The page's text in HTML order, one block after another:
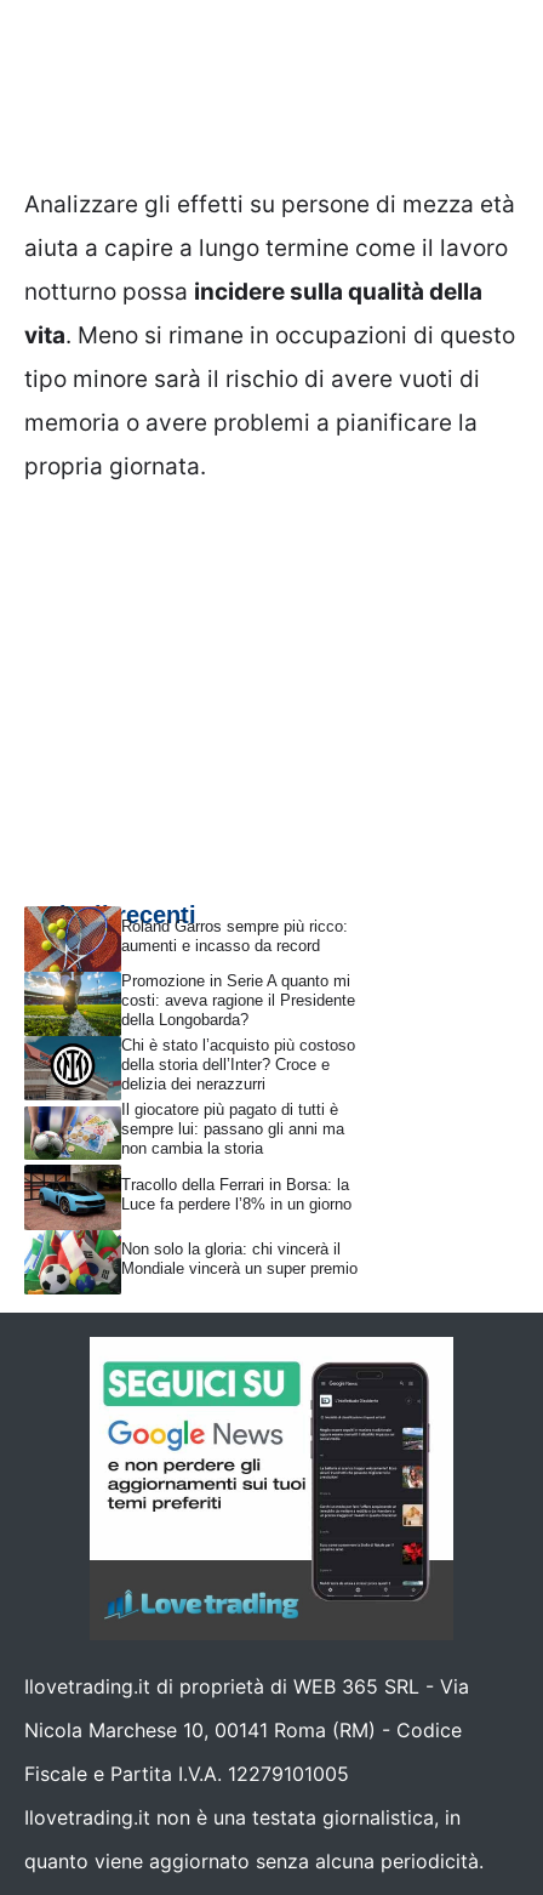
Analizzare gli effetti su persone di mezza età
aiuta a capire a lungo termine come il lavoro
notturno possa incidere sulla qualità della
vita. Meno si rimane in occupazioni di questo
tipo minore sarà il rischio di avere vuoti di
memoria o avere problemi a pianificare la
propria giornata.
Articoli recentiRoland Garros sempre più ricco:
aumenti e incasso da record
Promozione in Serie A quanto mi
costi: aveva ragione il Presidente
della Longobarda?
Chi è stato l’acquisto più costoso
della storia dell’Inter? Croce e
delizia dei nerazzurri
Il giocatore più pagato di tutti è
sempre lui: passano gli anni ma
non cambia la storia
Tracollo della Ferrari in Borsa: la
Luce fa perdere l’8% in un giorno
Non solo la gloria: chi vincerà il
Mondiale vincerà un super premio
Ilovetrading.it di proprietà di WEB 365 SRL - Via
Nicola Marchese 10, 00141 Roma (RM) - Codice
Fiscale e Partita I.V.A. 12279101005
Ilovetrading.it non è una testata giornalistica, in
quanto viene aggiornato senza alcuna periodicità.